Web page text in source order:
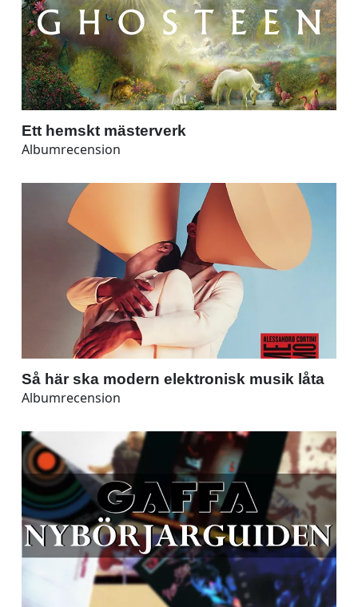
Ett hemskt mästerverk
Albumrecension
Så här ska modern elektronisk musik låta
Albumrecension